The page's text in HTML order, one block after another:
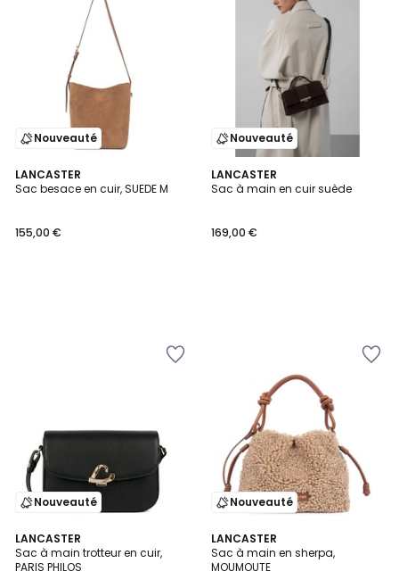
Nouveauté
LANCASTER
Sac besace en cuir, SUEDE M
155,00 €
Nouveauté
LANCASTER
Sac à main en cuir suède
169,00 €
Nouveauté
LANCASTER
Sac à main trotteur en cuir,
PARIS PHILOS
2
Couleurs
Nouveauté
LANCASTER
Sac à main en sherpa,
MOUMOUTE